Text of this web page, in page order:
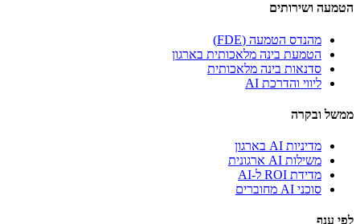
הטמעה ושירותים
מהנדס הטמעה (FDE)
הטמעת בינה מלאכותית בארגון
סדנאות בינה מלאכותית
ליווי והדרכת AI
ממשל ובקרה
מדיניות AI בארגון
משילות AI ארגונית
מדידת ROI ל-AI
סוכני AI מחוברים
לפי ענף